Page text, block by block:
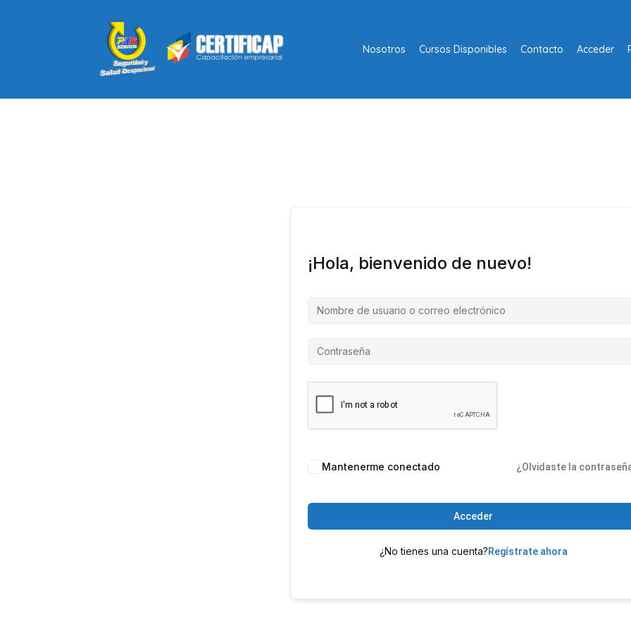
Nosotros Cursos Disponibles Contacto Acceder
¡Hola, bienvenido de nuevo!
Mantenerme conectado ¿Olvidaste la
Acceder
¿No tienes una cuenta?Regístrate ahora